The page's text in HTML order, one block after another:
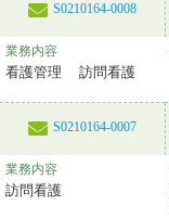
S0210164-0008
業務内容
看護管理 訪問看護
S0210164-0007
業務内容
訪問看護